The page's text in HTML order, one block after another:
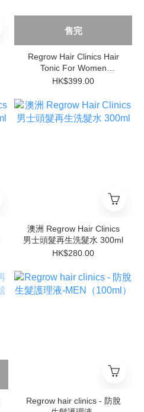
售完
Regrow Hair Clinics Hair
Tonic For Women
(Promotes Hair Growth)
HK$399.00
澳洲 Regrow Hair Clinics
男士頭髮再生洗髮水 300ml
HK$280.00
Regrow hair clinics - 防脫